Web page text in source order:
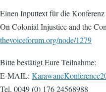
Einen Inputtext für die
On Colonial Injustice and the
thevoiceforum.org/node/1279
Bitte bestätigt Eure Teilnahme:
E-MAIL:
Tel. 0049 (0) 176 24568988